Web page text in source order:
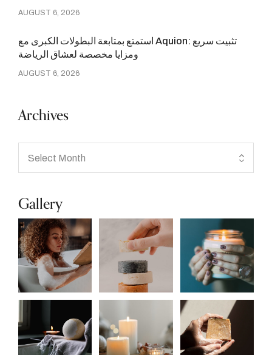
AUGUST 6, 2026
استمتع بمتابعة البطولات الكبرى مع Aquion: تثبيت سريع
ومزايا مخصصة لعشاق الرياضة
AUGUST 6, 2026
Archives
Gallery